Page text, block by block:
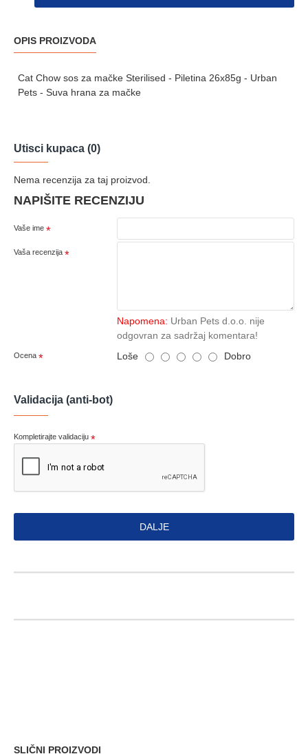
OPIS PROIZVODA
Cat Chow sos za mačke Sterilised - Piletina 26x85g - Urban
Pets - Suva hrana za mačke
Utisci kupaca (0)
Nema recenzija za taj proizvod.
NAPIŠITE RECENZIJU
Vaše ime
Vaša recenzija
Napomena: Urban Pets d.o.o. nije
odgovran za sadržaj komentara!
Ocena Loše Dobro
Validacija (anti-bot)
Kompletirajte validaciju
DALJE
SLIČNI PROIZVODI